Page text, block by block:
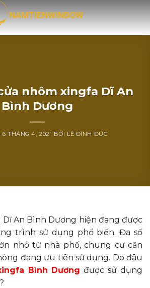
nhôm xingfa Dĩ An
Bình Dương
6 THÁNG 4, 2021 BỞI LÊ ĐÌNH ĐỨC
Dĩ An Bình Dương hiện đang được
trình sử dụng phổ biến. Đa số
nhỏ từ nhà phố, chung cư căn
đang ưu tiên sử dụng. Do đâu
Bình Dương được sử dụng